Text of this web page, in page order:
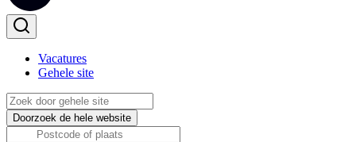
Vacatures
Gehele site